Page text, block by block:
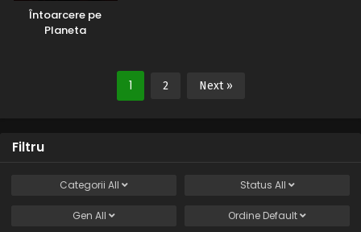
Întoarcere pe
Planeta
1 2 Next »
Filtru
Categorii All Status All
Gen All Ordine Default